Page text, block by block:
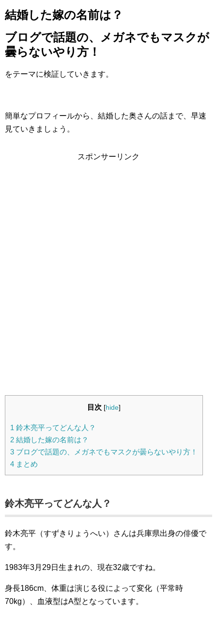
結婚した嫁の名前は？
ブログで話題の、メガネでもマスクが
曇らないやり方！
をテーマに検証していきます。
簡単なプロフィールから、結婚した奥さんの話まで、早速
見ていきましょう。
スポンサーリンク
目次 [hide]
1 鈴木亮平ってどんな人？
2 結婚した嫁の名前は？
3 ブログで話題の、メガネでもマスクが曇らないやり方！
4 まとめ
鈴木亮平ってどんな人？
鈴木亮平（すずきりょうへい）さんは兵庫県出身の俳優で
す。
1983年3月29日生まれの、現在32歳ですね。
身長186cm、体重は演じる役によって変化（平常時
70kg）、血液型はA型となっています。